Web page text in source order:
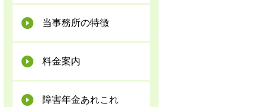
当事務所の特徴
料金案内
障害年金あれこれ